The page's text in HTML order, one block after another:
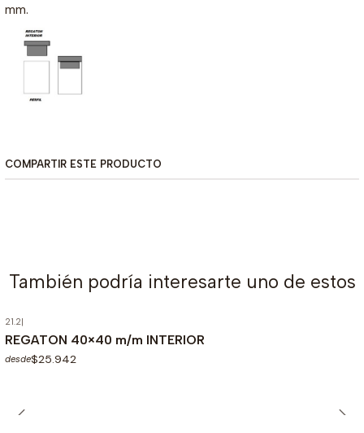
mm.
COMPARTIR ESTE PRODUCTO
También podría interesarte uno de estos
21.2|
REGATON 40×40 m/m INTERIOR
desde$25.942